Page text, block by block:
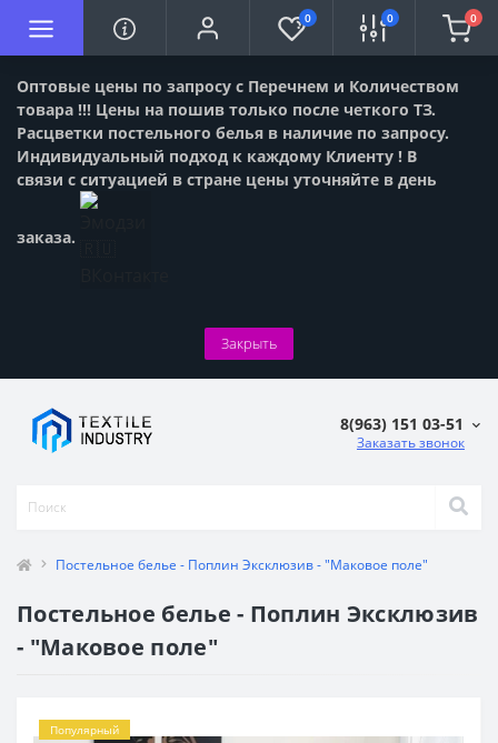
Оптовые цены по запросу с Перечнем и Количеством
товара !!! Цены на пошив только после четкого ТЗ.
Расцветки постельного белья в наличие по запросу.
Индивидуальный подход к каждому Клиенту ! В
связи с ситуацией в стране цены уточняйте в день
заказа.
Закрыть
0 0 0
8(963) 151 03-51
Заказать звонок
Постельное белье - Поплин Эксклюзив - "Маковое поле"
Постельное белье - Поплин Эксклюзив
- "Маковое поле"
Популярный